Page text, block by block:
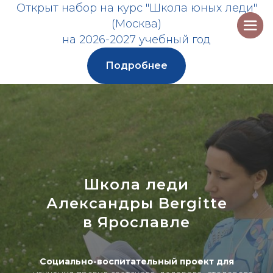
Открыт набор на курс "Школа юных леди"
(Москва)
на 2026-2027 учебный год
Подробнее
Школа леди
Александры Bergitte
в Ярославле
Социально-воспитательный проект для